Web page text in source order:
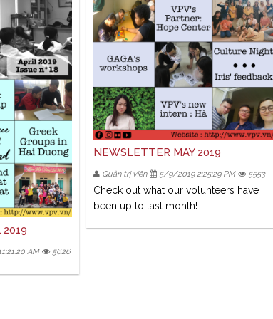
2019
AM 5626
NEWSLETTER MAY 2019
Quản trị viên 5/9/2019 2:25:29 PM 5553
Check out what our volunteers have
been up to last month!